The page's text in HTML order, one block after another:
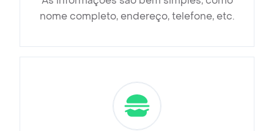
nome completo, endereço, telefone, etc.